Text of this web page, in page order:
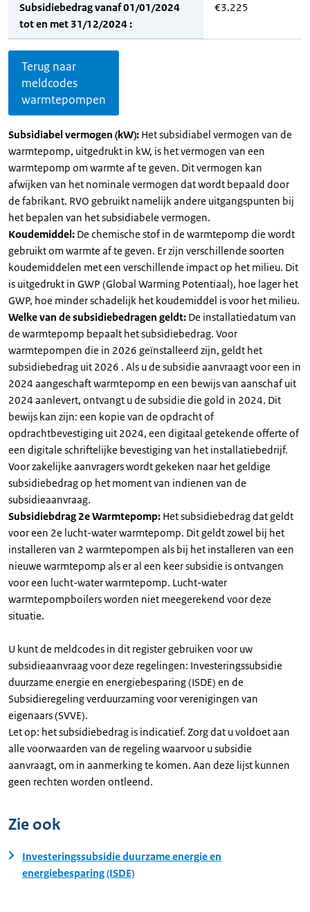
Subsidiebedrag vanaf 01/01/2024
tot en met 31/12/2024 :
€3.225
Terug naar
meldcodes
warmtepompen
Subsidiabel vermogen (kW): Het subsidiabel vermogen van de
warmtepomp, uitgedrukt in kW, is het vermogen van een
warmtepomp om warmte af te geven. Dit vermogen kan
afwijken van het nominale vermogen dat wordt bepaald door
de fabrikant. RVO gebruikt namelijk andere uitgangspunten bij
het bepalen van het subsidiabele vermogen.
Koudemiddel: De chemische stof in de warmtepomp die wordt
gebruikt om warmte af te geven. Er zijn verschillende soorten
koudemiddelen met een verschillende impact op het milieu. Dit
is uitgedrukt in GWP (Global Warming Potentiaal), hoe lager het
GWP, hoe minder schadelijk het koudemiddel is voor het milieu.
Welke van de subsidiebedragen geldt: De installatiedatum van
de warmtepomp bepaalt het subsidiebedrag. Voor
warmtepompen die in 2026 geïnstalleerd zijn, geldt het
subsidiebedrag uit 2026 . Als u de subsidie aanvraagt voor een in
2024 aangeschaft warmtepomp en een bewijs van aanschaf uit
2024 aanlevert, ontvangt u de subsidie die gold in 2024. Dit
bewijs kan zijn: een kopie van de opdracht of
opdrachtbevestiging uit 2024, een digitaal getekende offerte of
een digitale schriftelijke bevestiging van het installatiebedrijf.
Voor zakelijke aanvragers wordt gekeken naar het geldige
subsidiebedrag op het moment van indienen van de
subsidieaanvraag.
Subsidiebdrag 2e Warmtepomp: Het subsidiebedrag dat geldt
voor een 2e lucht-water warmtepomp. Dit geldt zowel bij het
installeren van 2 warmtepompen als bij het installeren van een
nieuwe warmtepomp als er al een keer subsidie is ontvangen
voor een lucht-water warmtepomp. Lucht-water
warmtepompboilers worden niet meegerekend voor deze
situatie.
U kunt de meldcodes in dit register gebruiken voor uw
subsidieaanvraag voor deze regelingen: Investeringssubsidie
duurzame energie en energiebesparing (ISDE) en de
Subsidieregeling verduurzaming voor verenigingen van
eigenaars (SVVE).
Let op: het subsidiebedrag is indicatief. Zorg dat u voldoet aan
alle voorwaarden van de regeling waarvoor u subsidie
aanvraagt, om in aanmerking te komen. Aan deze lijst kunnen
geen rechten worden ontleend.
Zie ook
Investeringssubsidie duurzame energie en
energiebesparing (ISDE)